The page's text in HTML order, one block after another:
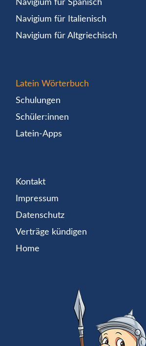
Navigium für Spanisch
Navigium für Italienisch
Navigium für Altgriechisch
Latein Wörterbuch
Schulungen
Schüler:innen
Latein-Apps
Kontakt
Impressum
Datenschutz
Verträge kündigen
Home